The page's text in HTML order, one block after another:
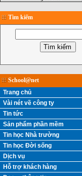
Tìm kiếm
School@net
Trang chủ
Vài nét về công ty
Tin tức
Sản phẩm phần mềm
Tin học Nhà trường
Tin học Đời sống
Dịch vụ
Hỗ trợ khách hàng